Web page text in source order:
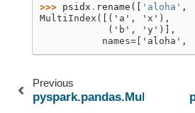
>>> psidx . rename ([ 'aloha' ,
MultiIndex([('a', 'x'),
            ('b', 'y')],
names=['aloha',
Previous